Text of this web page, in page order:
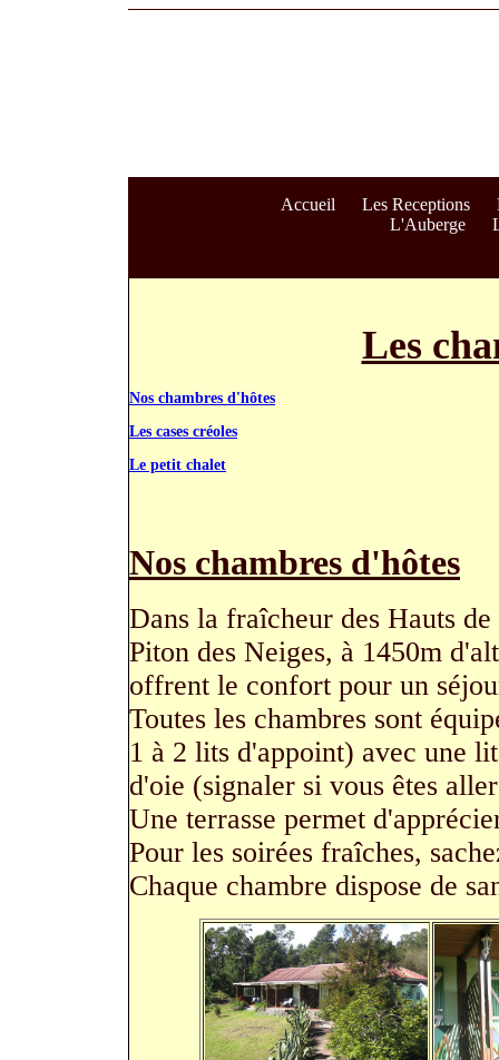
Accueil Les Receptions
L'Auberge
Les
Nos chambres d'hôtes
Les cases créoles
Le petit chalet
Nos chambres d'hôtes
Dans la fraîcheur des Hauts
Piton des Neiges, à 1450m
offrent le confort pour un
Toutes les chambres sont
1 à 2 lits d'appoint) avec une
d'oie (signaler si vous êtes
Une terrasse permet
Pour les soirées fraîches,
Chaque chambre dispose de